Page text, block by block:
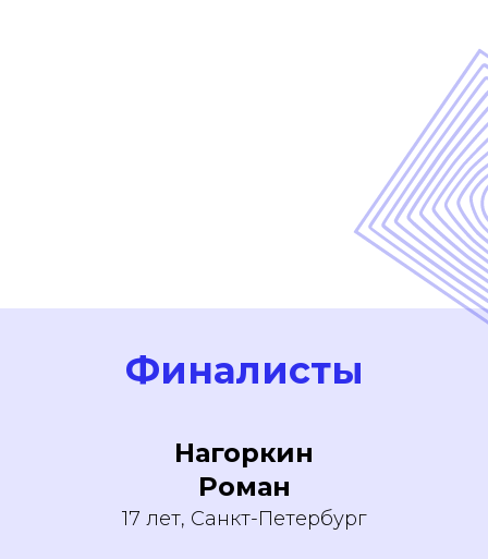
Нагоркин
Роман
17 лет, Санкт-Петербург
Финалисты